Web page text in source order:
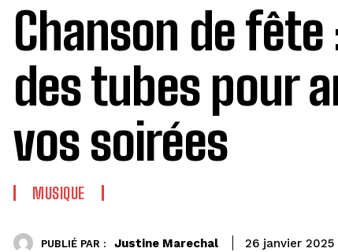
Chanson de
des tubes pour
vos soirées
MUSIQUE
PUBLIÉ PAR : Justine Marechal 26 janvier 2025